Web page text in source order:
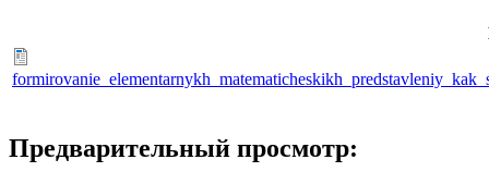
Предварительный просмотр: